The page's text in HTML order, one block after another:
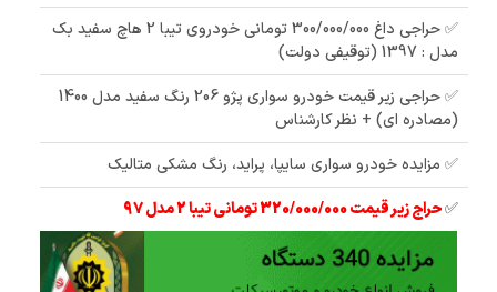
✅ حراجی داغ 300/000/000 تومانی خودروی تیبا 2 هاچ سفید بک
مدل : 1397 (توقیفی دولت)
✅ حراجی زیر قیمت خودرو سواری پژو 206 رنگ سفید مدل 1400
(مصادره ای) + نظر کارشناس
✅ مزایده خودرو سواری سایپا، پراید، رنگ مشکی متالیک
✅حراج زیر قیمت 320/000/000 تومانی تیبا 2 مدل 97